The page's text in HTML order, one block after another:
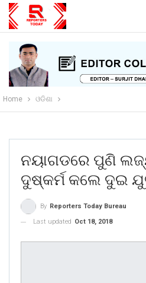
Home ଓଡିଶା
ନୟାଗଡରେ ପୁଣି
ଦୁଷ୍କର୍ମ କଲେ ଦୁଇ
By Reporters Today Bureau
Last updated Oct 18, 2018